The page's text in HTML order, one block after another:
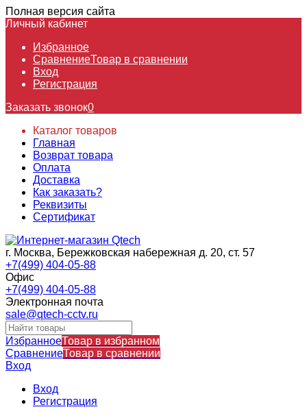
Полная версия сайта
Личный кабинет
Избранное
СравнениеТовар в сравнении
Вход
Регистрация
Заказать звонок0
Каталог товаров
Главная
Возврат товара
Оплата
Доставка
Как заказать?
Реквизиты
Сертификат
г. Москва, Бережковская набережная д. 20, ст. 57
+7(499) 404-05-88
Офис
+7(499) 404-05-88
Электронная почта
sale@qtech-cctv.ru
ИзбранноеТовар в избранном
СравнениеТовар в сравнении
Вход
Вход
Регистрация